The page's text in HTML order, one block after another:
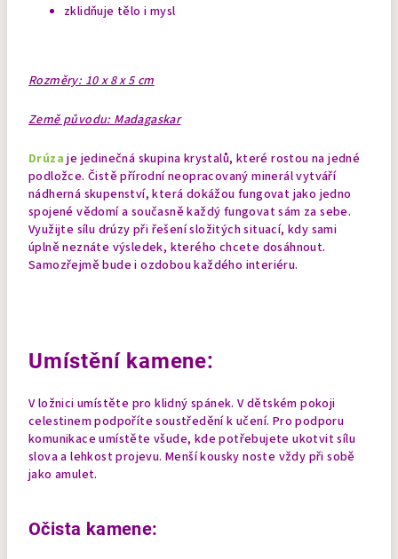
zklidňuje tělo i mysl
Rozměry: 10 x 8 x 5 cm
Země původu: Madagaskar
Drúza je jedinečná skupina krystalů, které rostou na jedné
podložce. Čistě přírodní neopracovaný minerál vytváří
nádherná skupenství, která dokážou fungovat jako jedno
spojené vědomí a současně každý fungovat sám za sebe.
Využijte sílu drúzy při řešení složitých situací, kdy sami
úplně neznáte výsledek, kterého chcete dosáhnout.
Samozřejmě bude i ozdobou každého interiéru.
Umístění kamene:
V ložnici umístěte pro klidný spánek. V dětském pokoji
celestinem podpoříte soustředění k učení. Pro podporu
komunikace umístěte všude, kde potřebujete ukotvit sílu
slova a lehkost projevu. Menší kousky noste vždy při sobě
jako amulet.
Očista kamene: